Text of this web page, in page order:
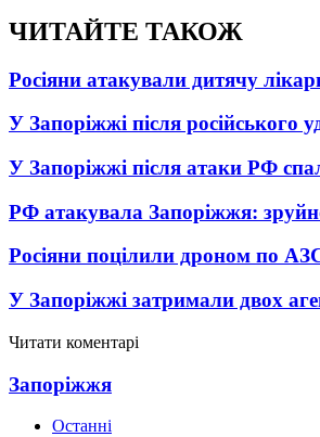
ЧИТАЙТЕ ТАКОЖ
Росіяни атакували дитячу
У Запоріжжі після російського
У Запоріжжі після атаки РФ
РФ атакувала Запоріжжя:
Росіяни поцілили дроном по
У Запоріжжі затримали двох
Читати коментарі
Запоріжжя
Останні